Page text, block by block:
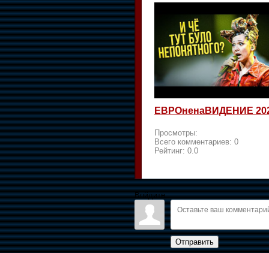
ЕВРОненаВИДЕНИЕ
Просмотры:
Всего комментариев: 0
Рейтинг: 0.0
Войдите:
Отправить